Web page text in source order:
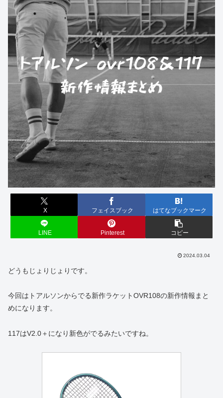
X フェイスブック はてなブックマーク
LINE Pinterest コピー
2024.03.04
どうもじょりじょりです。
今回はトアルソンからでる新作ラケットOVR108の新作情報まと
めになります。
117はV2.0＋になり新色がでるみたいですね。